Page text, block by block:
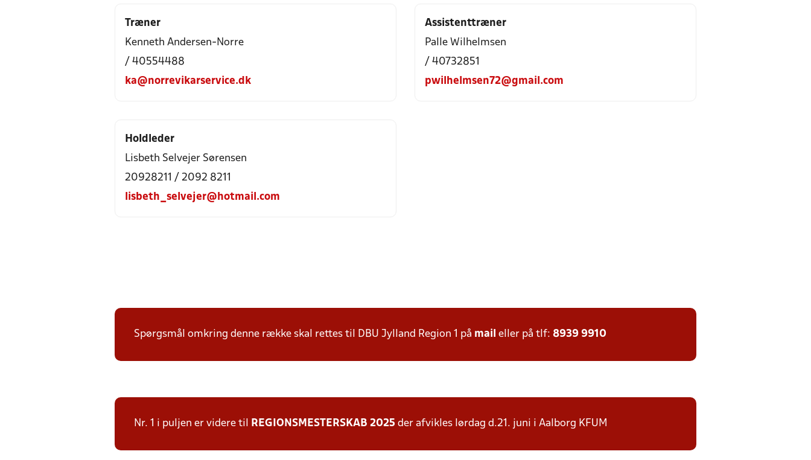
Træner
Kenneth Andersen-Norre
/ 40554488
ka@norrevikarservice.dk
Assistenttræner
Palle Wilhelmsen
/ 40732851
pwilhelmsen72@gmail.com
Holdleder
Lisbeth Selvejer Sørensen
20928211 / 2092 8211
lisbeth_selvejer@hotmail.com
Spørgsmål omkring denne række skal rettes til DBU Jylland Region 1 på mail eller på tlf: 8939 9910
Nr. 1 i puljen er videre til REGIONSMESTERSKAB 2025 der afvikles lørdag d.21. juni i Aalborg KFUM